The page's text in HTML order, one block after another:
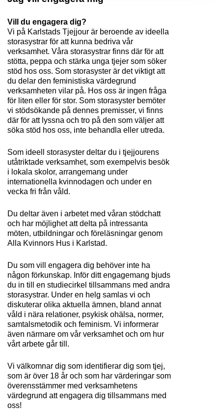
Vill du engagera dig?
Vi på Karlstads Tjejjour är beroende av ideella
storasystrar för att kunna bedriva vår
verksamhet. Våra storasystrar finns där för att
stötta, peppa och stärka unga tjejer som söker
stöd hos oss. Som storasyster är det viktigt att
du delar den feministiska värdegrund
verksamheten vilar på. Hos oss är ingen fråga
för liten eller för stor. Som storasyster bemöter
vi stödsökande på dennes premisser, vi finns
där för att lyssna och tro på den som väljer att
söka stöd hos oss, inte behandla eller utreda.
Som ideell storasyster deltar du i tjejjourens
utåtriktade verksamhet, som exempelvis besök
i lokala skolor, arrangemang under
internationella kvinnodagen och under en
vecka fri från våld.
Du deltar även i arbetet med våran stödchatt
och har möjlighet att delta på intressanta
möten, utbildningar och föreläsningar genom
Alla Kvinnors Hus i Karlstad.
Du som vill engagera dig behöver inte ha
någon förkunskap. Inför ditt engagemang bjuds
du in till en studiecirkel tillsammans med andra
storasystrar. Under en helg samlas vi och
diskuterar olika aktuella ämnen, bland annat
våld i nära relationer, psykisk ohälsa, normer,
samtalsmetodik och feminism. Vi informerar
även närmare om vår verksamhet och om hur
vårt arbete går till.
Vi välkomnar dig som identifierar dig som tjej,
som är över 18 år och som har värderingar som
överensstämmer med verksamhetens
värdegrund att engagera dig tillsammans med
oss!